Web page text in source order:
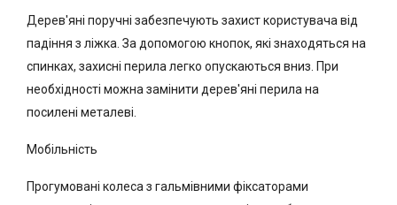
Дерев'яні поручні забезпечують захист користувача від
падіння з ліжка. За допомогою кнопок, які знаходяться на
спинках, захисні перила легко опускаються вниз. При
необхідності можна замінити дерев'яні перила на
посилені металеві.
Мобільність
Прогумовані колеса з гальмівними фіксаторами